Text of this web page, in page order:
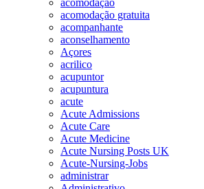
acomodação gratuita
acompanhante
aconselhamento
Açores
acrilico
acupuntor
acupuntura
acute
Acute Admissions
Acute Care
Acute Medicine
Acute Nursing Posts UK
Acute-Nursing-Jobs
administrar